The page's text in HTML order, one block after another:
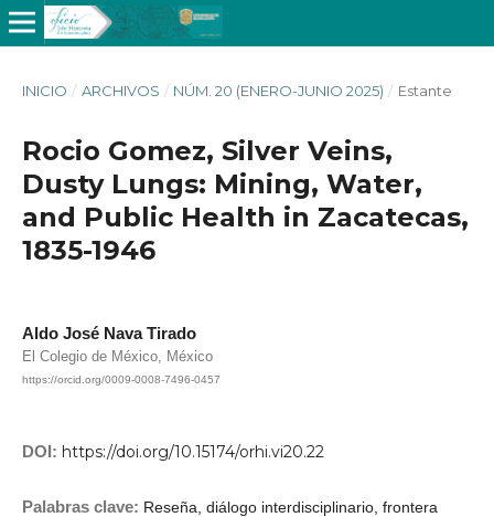
INICIO / ARCHIVOS / NÚM. 20 (ENERO-JUNIO 2025) / Estante
Rocio Gomez, Silver Veins,
Dusty Lungs: Mining, Water,
and Public Health in Zacatecas,
1835-1946
Aldo José Nava Tirado
El Colegio de México, México
https://orcid.org/0009-0008-7496-0457
DOI: https://doi.org/10.15174/orhi.vi20.22
Palabras clave: Reseña, diálogo interdisciplinario, frontera